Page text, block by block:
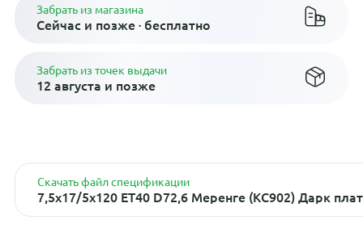
Забрать из магазина
Сейчас и позже · бесплатно
Забрать из точек выдачи
12 августа и позже
Скачать файл спецификации
7,5x17/5x120 ET40 D72,6 Меренге (КС902) Дарк